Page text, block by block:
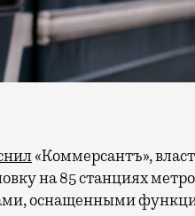
«Коммерсантъ»,
на 85 станциях
оснащенными